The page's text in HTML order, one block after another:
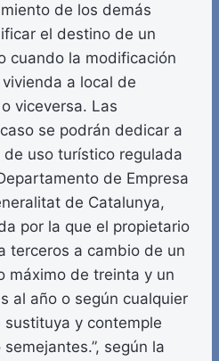
de los demás
el destino de un
cuando la modificación
a local de
viceversa. Las
se podrán dedicar a
uso turístico regulada
de Empresa
de Catalunya,
por la que el propietario
terceros a cambio de un
máximo de treinta y un
al año o según cualquier
y contemple
según la